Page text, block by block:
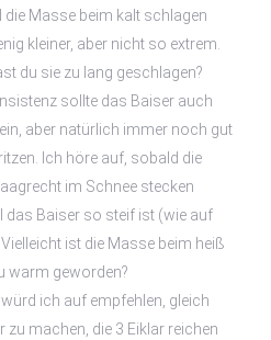
die Masse beim kalt schlagen
kleiner, aber nicht so extrem.
du sie zu lang geschlagen?
sollte das Baiser auch
aber natürlich immer noch gut
Ich höre auf, sobald die
im Schnee stecken
das Baiser so steif ist (wie auf
ist die Masse beim heiß
warm geworden?
ich auf empfehlen, gleich
zu machen, die 3 Eiklar reichen